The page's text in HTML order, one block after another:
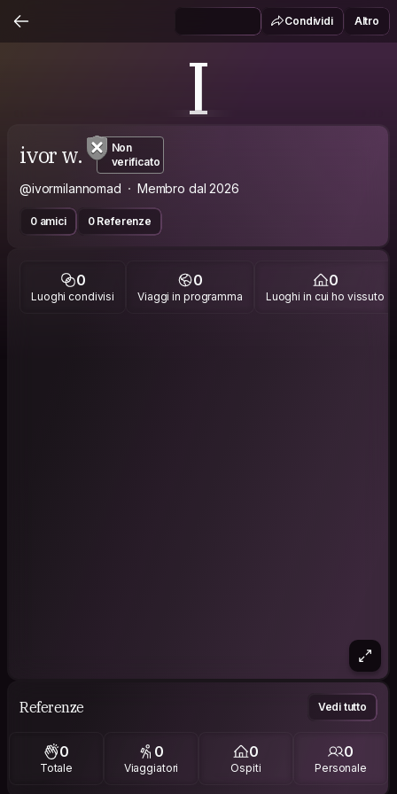
Condividi Altro
I
ivor w.
Non
verificato
@ivormilannomad Membro dal 2026
0 amici 0 Referenze
0
Luoghi condivisi
0
Viaggi in programma
0
Luoghi in cui ho vissuto
Referenze Vedi tutto
0
Totale
0
Viaggiatori
0
Ospiti
0
Personale